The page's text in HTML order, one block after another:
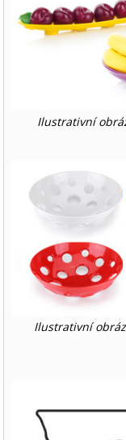
Ilustrativní
Ilustrativní